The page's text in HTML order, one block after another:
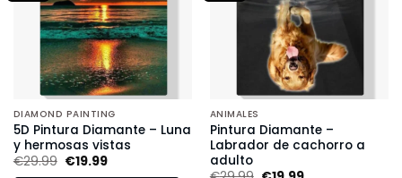
DIAMOND PAINTING
5D Pintura Diamante – Luna
y hermosas vistas
€29.99 €19.99
ANIMALES
Pintura Diamante –
Labrador de cachorro a
adulto